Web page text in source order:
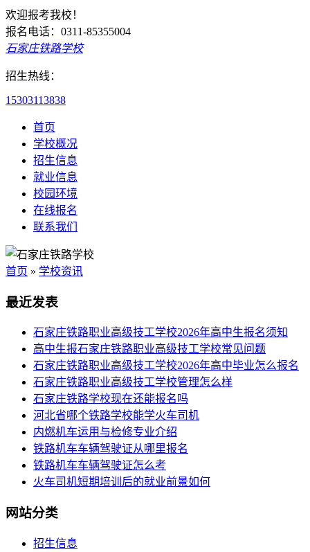
欢迎报考我校！
报名电话：0311-85355004
石家庄铁路学校
招生热线：
15303113838
首页
学校概况
招生信息
就业信息
校园环境
在线报名
联系我们
首页 » 学校资讯
最近发表
​石家庄铁路职业高级技工学校2026年高中生报名须知
高中生报石家庄铁路职业高级技工学校常见问题
石家庄铁路职业高级技工学校2026年高中毕业怎么报名
石家庄铁路职业高级技工学校管理怎么样
石家庄铁路学校现在还能报名吗
河北省哪个铁路学校能学火车司机
内燃机车运用与检修专业介绍
铁路机车车辆驾驶证从哪里报名
铁路机车车辆驾驶证怎么考
火车司机短期培训后的就业前景如何
网站分类
招生信息